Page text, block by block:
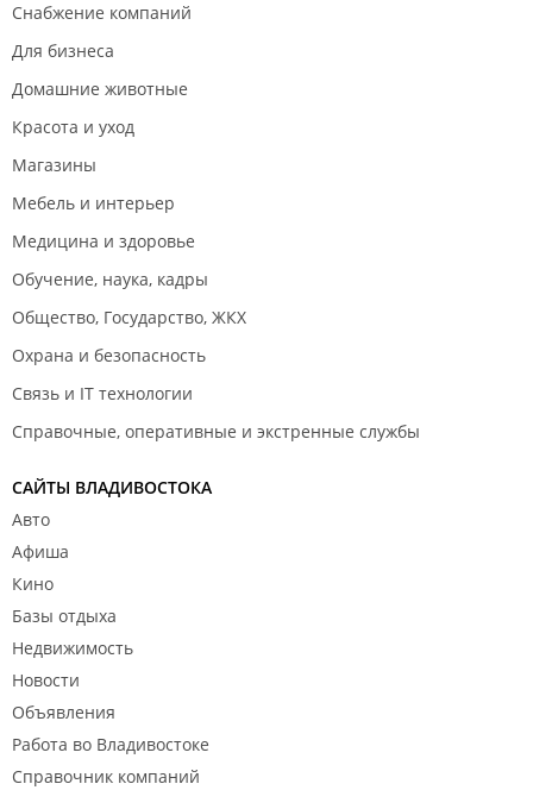
Снабжение компаний
Для бизнеса
Домашние животные
Красота и уход
Магазины
Мебель и интерьер
Медицина и здоровье
Обучение, наука, кадры
Общество, Государство, ЖКХ
Охрана и безопасность
Связь и IT технологии
Справочные, оперативные и экстренные службы
САЙТЫ ВЛАДИВОСТОКА
Авто
Афиша
Кино
Базы отдыха
Недвижимость
Новости
Объявления
Работа во Владивостоке
Справочник компаний